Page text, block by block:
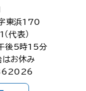
東浜170
表）
後5時15分
お休み